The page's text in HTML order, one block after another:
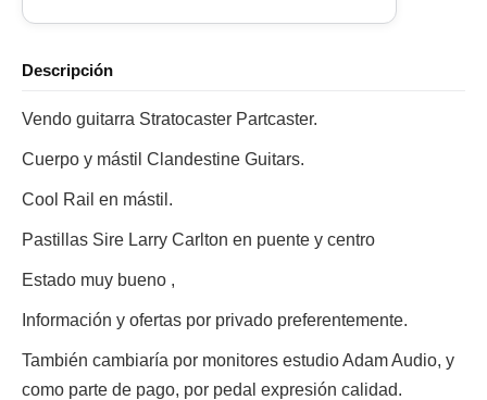
Descripción
Vendo guitarra Stratocaster Partcaster.
Cuerpo y mástil Clandestine Guitars.
Cool Rail en mástil.
Pastillas Sire Larry Carlton en puente y centro
Estado muy bueno ,
Información y ofertas por privado preferentemente.
También cambiaría por monitores estudio Adam Audio, y
como parte de pago, por pedal expresión calidad.